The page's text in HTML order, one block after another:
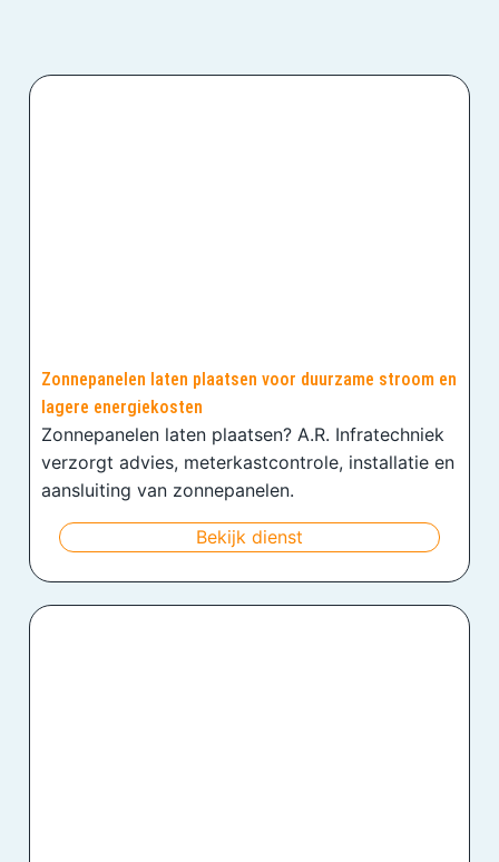
Zonnepanelen laten plaatsen voor duurzame stroom en
lagere energiekosten
Zonnepanelen laten plaatsen? A.R. Infratechniek
verzorgt advies, meterkastcontrole, installatie en
aansluiting van zonnepanelen.
Bekijk dienst